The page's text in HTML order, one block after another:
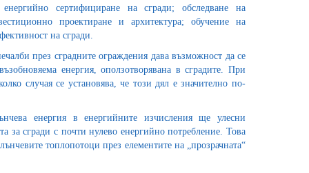
сертифициране на сгради; обследване на
проектиране и архитектура; обучение на
на сгради.
през сградните ограждения дава възможност да се
енергия, оползотворявана в сградите. При
случая се установява, че този дял е значително по-
енергия в енергийните изчисления ще улесни
за сгради с почти нулево енергийно потребление. Това
топлопотоци през елементите на „прозрачната“